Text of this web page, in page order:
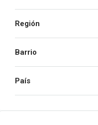
Región
Barrio
País